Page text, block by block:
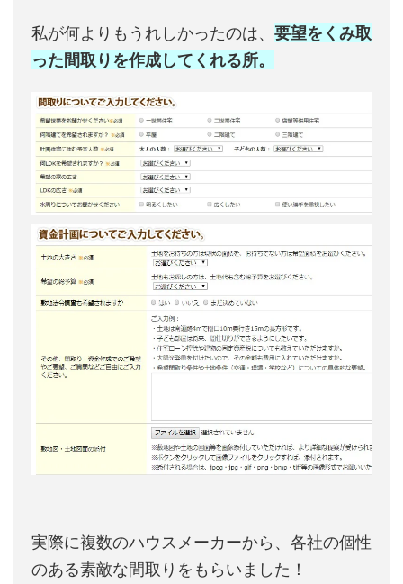
私が何よりもうれしかったのは、 要望をくみ取
った間取りを作成してくれる所。
実際に複数のハウスメーカーから、各社の個性
のある素敵な間取りをもらいました！